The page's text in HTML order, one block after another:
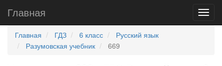
Главная
Главная ГДЗ 6 класс
Русский язык
Разумовская учебник
669